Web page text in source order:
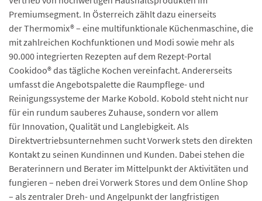
Premiumsegment. In Österreich zählt dazu einerseits
der Thermomix® – eine multifunktionale Küchenmaschine, die
mit zahlreichen Kochfunktionen und Modi sowie mehr als
90.000 integrierten Rezepten auf dem Rezept-Portal
Cookidoo® das tägliche Kochen vereinfacht. Andererseits
umfasst die Angebotspalette die Raumpflege- und
Reinigungssysteme der Marke Kobold. Kobold steht nicht nur
für ein rundum sauberes Zuhause, sondern vor allem
für Innovation, Qualität und Langlebigkeit. Als
Direktvertriebsunternehmen sucht Vorwerk stets den direkten
Kontakt zu seinen Kundinnen und Kunden. Dabei stehen die
Beraterinnern und Berater im Mittelpunkt der Aktivitäten und
fungieren – neben drei Vorwerk Stores und dem Online Shop
– als zentraler Dreh- und Angelpunkt der langfristigen